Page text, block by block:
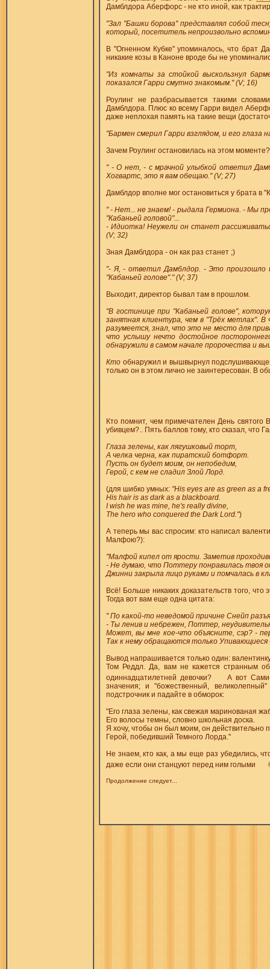
Дамблдора Аберфорс - не кто иной, как
"Зал "Башки борова" представлял собой
который, посетитель непроизвольно
В "Огненном Кубке" упоминалось, что брат
никакие козы в Каноне вроде бы не
"Из комнаты за стойкой выскользнул
показался Гарри смутно знакомым." (V; 16)
Роулинг не разбрасывается такими
Дамблдора. Плюс ко всему Гарри видел
даже неплохая память на такие вещи
"Бармен смерил Гарри взглядом, и его глаза
Зачем Роулинг остановилась на этом моменте?
" - О нет, - с мрачной улыбкой ответил
Хогвартс, это я вам обещаю." (V; 27)
Дамблдор вполне мог остановиться у брата в
" - Нет... не знаем! - рыдала Гермиона. - Мы
"Кабаньей головой"...
- Идиотка! Неужели он станет
(V; 32)
Зная Дамблдора - он как раз станет ;)
"- Я, - ответил Дамблдор. - Это произошло
"Кабаньей голове"." (V; 37)
Выходит, директор бывал там в прошлом.
"В гостинице при "Кабаньей голове",
занятная клиентура, чем в "Трёх метлах".
разумеется, знал, что это не место для
что услышу нечто достойное
обнаружили в самом начале пророчества и
Кто обнаружил и вышвырнул
только он в этом лично не заинтересован. В
Кто помнит, чем примечателен День
убивцем?.. Пять баллов тому, кто сказал, что
Глаза зелены, как лягушковый торт,
А челка черна, как пиратский ботфорт.
Пусть он будет моим, он непобедим,
Герой, с кем не сладил Злой Лорд.
(для шибко умных: "His eyes are as green as a
His hair is as dark as a blackboard.
I wish he was mine, he's really divine,
The hero who conquered the Dark Lord.")
А теперь мы вас спросим: кто написал
Малфою?):
"Малфой кипел от ярости. Заметив
- Не думаю, что Поттеру понравилась твоя
Джинни закрыла лицо руками и помчалась в
Всё! Больше никаких доказательств того,
Тогда вот вам еще одна цитата:
" По какой-то неведомой причине Снейп
- Ты ленив и небрежен, Поттер,
Может, вы мне кое-что объясните, сэр? -
Так к нему обращаются только
Вывод напрашивается только один:
Том Реддл. Да, вам не кажется странным
одиннадцатилетней девочки?
А вот
значения; и "божественный,
подстрочник и падайте в обморок:
"Его глаза зелены, как свежая маринованая
Его волосы темны, словно школьная доска.
Я хочу, чтобы он был моим, он действительно
Герой, победивший Темного Лорда."
Не знаем, кто как, а мы еще раз убедились,
даже если они станцуют перед ним голыми
Продолжение следует...